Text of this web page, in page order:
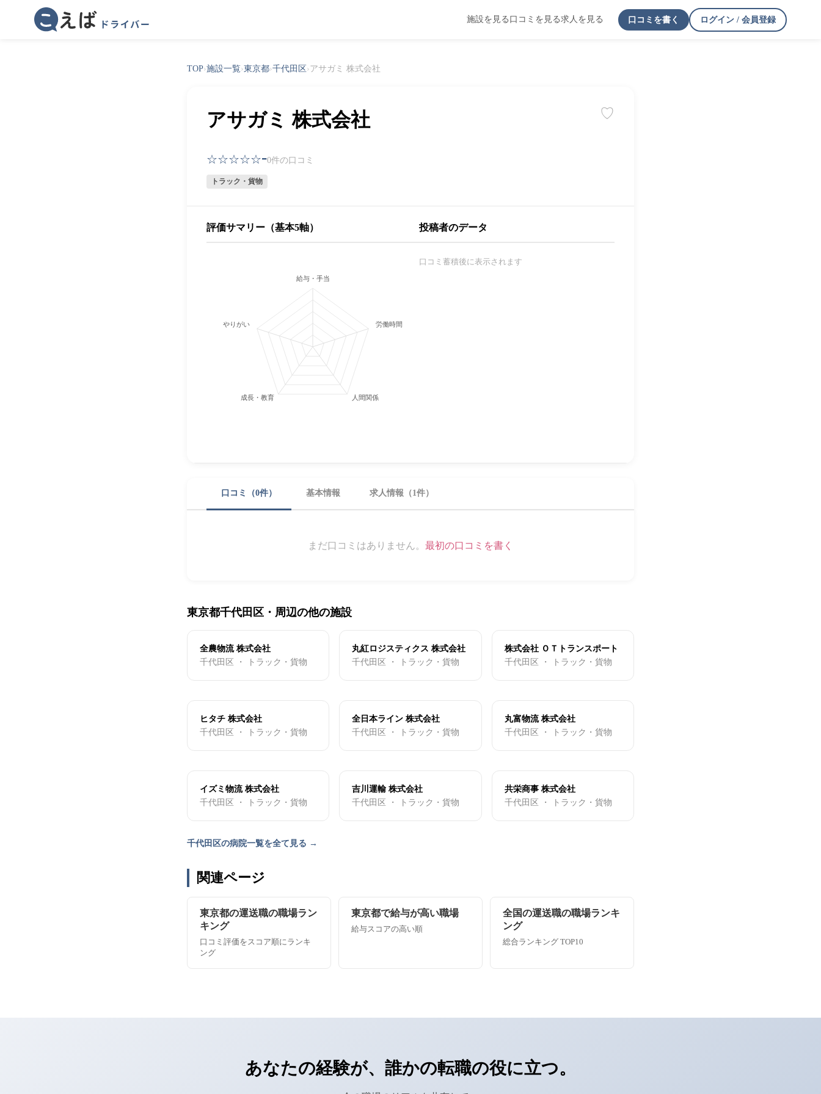
施設を見る 口コミを見る求人を見る 口コミを書く ログイン / 会員登録
TOP›施設一覧›東京都›千代田区 ›アサガミ 株式会社
アサガミ 株式会社 ♡
☆☆☆☆☆-0件の口コミ
トラック・貨物
評価サマリー（基本5軸）
給与・手当
労働時間・休日
人間関係
成長・教育
やりがい
投稿者のデータ
口コミ蓄積後に表示されます
口コミ（0件） 基本情報 求人情報（1件）
まだ口コミはありません。 最初の口コミを書く
東京都千代田区・周辺の他の施設
全農物流 株式会社
千代田区 ・ トラック・貨物
丸紅ロジスティクス 株式会社
千代田区 ・ トラック・貨物
株式会社 ＯＴトランスポート
千代田区 ・ トラック・貨物
ヒタチ 株式会社
千代田区 ・ トラック・貨物
全日本ライン 株式会社
千代田区 ・ トラック・貨物
丸富物流 株式会社
千代田区 ・ トラック・貨物
イズミ物流 株式会社
千代田区 ・ トラック・貨物
吉川運輸 株式会社
千代田区 ・ トラック・貨物
共栄商事 株式会社
千代田区 ・ トラック・貨物
千代田区の病院一覧を全て見る →
関連ページ
東京都の運送職の職場ラン
キング
口コミ評価をスコア順にランキ
ング
東京都で給与が高い職場
給与スコアの高い順
全国の運送職の職場ランキ
ング
総合ランキング TOP10
あなたの経験が、誰かの転職の役に立つ。